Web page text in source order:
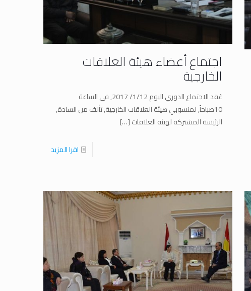
اجتماع أعضاء هيئة العلاقات
الخارجية
عُقد الاجتماع الدوري اليوم 1/12/ 2017, في الساعة
10صباحاً, لمنسوبي هيئة العلاقات الخارجية, تألف من السادة,
الرئيسة المشتركة لهيئة العلاقات[…]
اقرا المزيد